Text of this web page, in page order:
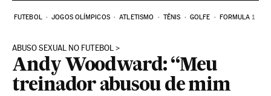
FUTEBOL JOGOS OLÍMPICOS ATLETISMO TÊNIS GOLFE FORMULA 1
ABUSO SEXUAL NO FUTEBOL
Andy Woodward: “Meu
treinador abusou de mim